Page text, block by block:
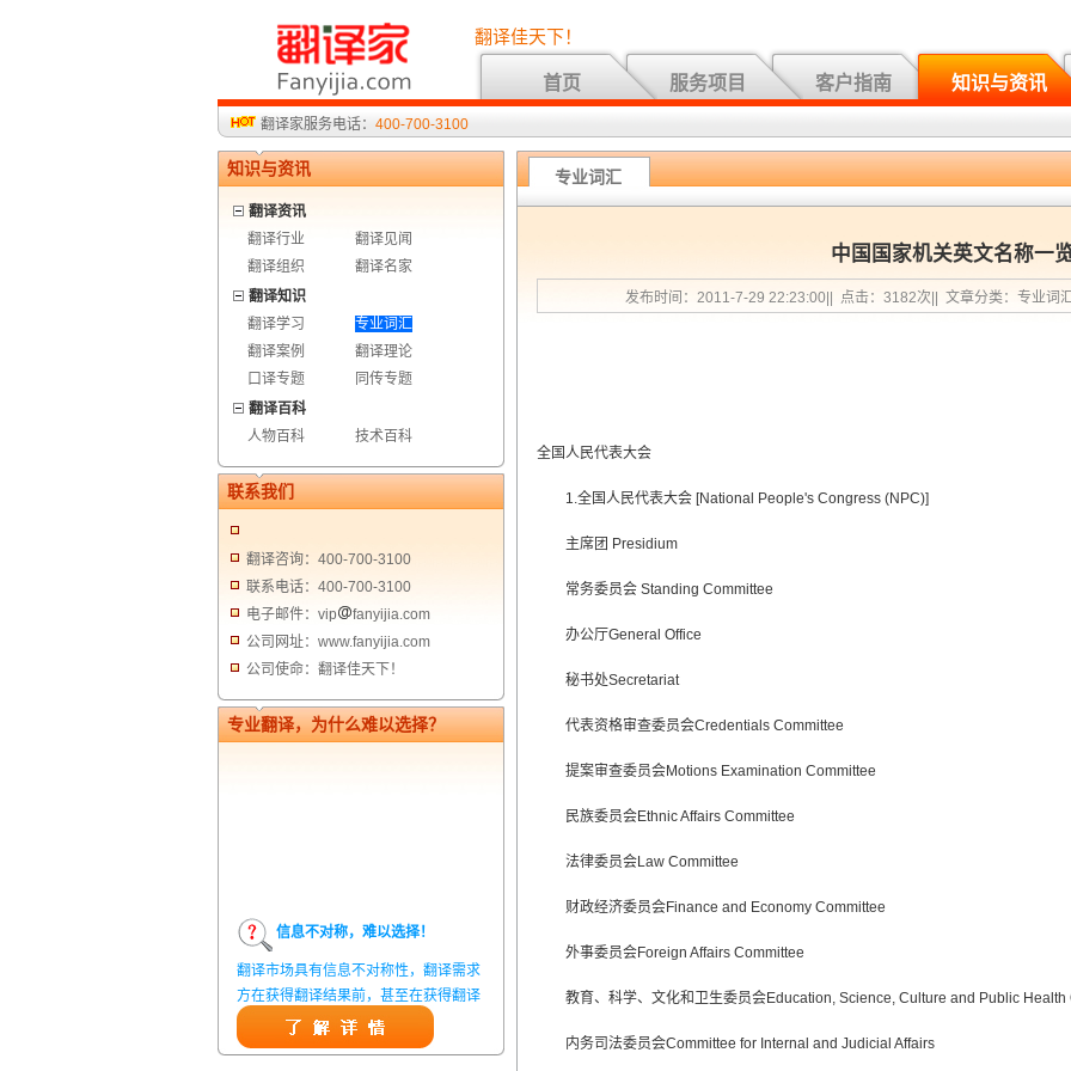
翻译佳天下！
首页 服务项目 客户指南 知识与资讯
翻译家服务电话： 400-700-3100
知识与资讯
翻译资讯
翻译行业
翻译见闻
翻译组织
翻译名家
翻译知识
翻译学习
专业词汇
翻译案例
翻译理论
口译专题
同传专题
翻译百科
人物百科
技术百科
联系我们
翻译咨询：400-700-3100
联系电话：400-700-3100
电子邮件：vip
fanyijia.com
公司网址：www.fanyijia.com
公司使命：翻译佳天下！
专业翻译，为什么难以选择？
信息不对称，难以选择！
翻译市场具有信息不对称性，翻译需求
方在获得翻译结果前，甚至在获得翻译
结果后，都无法准确判定翻译质量。从
而给劣质翻译者提供了一定生存条件，
专业词汇
中国国家机关英文名称一
发布时间：2011-7-29 22:23:00|| 点击：3182次|| 文章分类：专业词
全国人民代表大会
1.全国人民代表大会 [National People's Congress (NPC)]
主席团 Presidium
常务委员会 Standing Committee
办公厅General Office
秘书处Secretariat
代表资格审查委员会Credentials Committee
提案审查委员会Motions Examination Committee
民族委员会Ethnic Affairs Committee
法律委员会Law Committee
财政经济委员会Finance and Economy Committee
外事委员会Foreign Affairs Committee
教育、科学、文化和卫生委员会Education, Science, Culture and Public Health
内务司法委员会Committee for Internal and Judicial Affairs